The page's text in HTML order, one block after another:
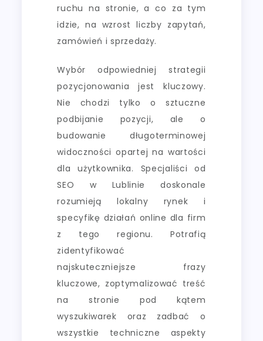
ruchu na stronie, a co za tym
idzie, na wzrost liczby zapytań,
zamówień i sprzedaży.
Wybór odpowiedniej strategii
pozycjonowania jest kluczowy.
Nie chodzi tylko o sztuczne
podbijanie pozycji, ale o
budowanie długoterminowej
widoczności opartej na wartości
dla użytkownika. Specjaliści od
SEO w Lublinie doskonale
rozumieją lokalny rynek i
specyfikę działań online dla firm
z tego regionu. Potrafią
zidentyfikować
najskuteczniejsze frazy
kluczowe, zoptymalizować treść
na stronie pod kątem
wyszukiwarek oraz zadbać o
wszystkie techniczne aspekty